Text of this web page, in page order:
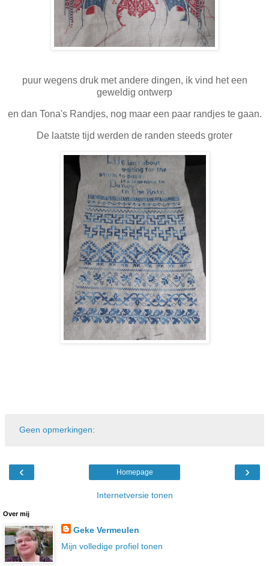
puur wegens druk met andere dingen, ik vind het een
geweldig ontwerp
en dan Tona's Randjes, nog maar een paar randjes te gaan.
De laatste tijd werden de randen steeds groter
Geen opmerkingen:
‹ ›
Homepage
Internetversie tonen
Over mij
Geke Vermeulen
Mijn volledige profiel tonen